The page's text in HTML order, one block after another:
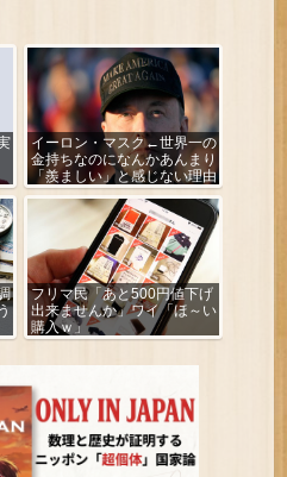
イーロン・マスク←世界一の
金持ちなのになんかあんまり
「羨ましい」と感じない理由
フリマ民「あと500円値下げ
出来ませんか」ワイ「ほ～い
購入ｗ」